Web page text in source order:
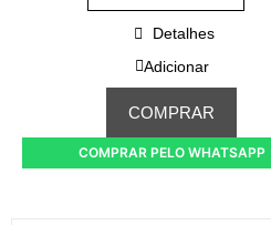
Detalhes
Adicionar
COMPRAR
COMPRAR PELO WHATSAPP